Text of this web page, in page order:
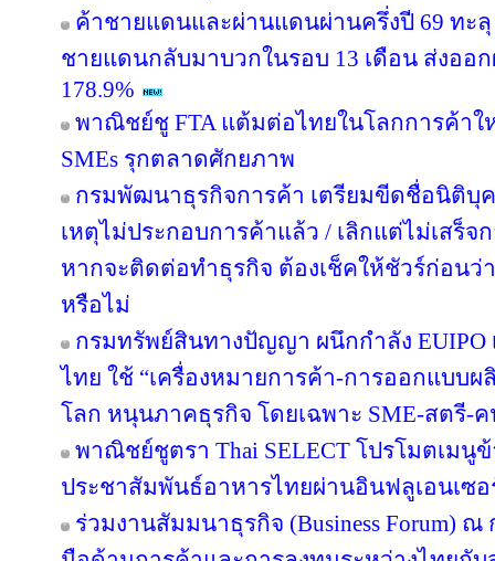
ค้าชายแดนและผ่านแดนผ่านครึ่งปี 69 ทะลุ
ชายแดนกลับมาบวกในรอบ 13 เดือน ส่งออ
178.9%
พาณิชย์ชู FTA แต้มต่อไทยในโลกการค้าใ
SMEs รุกตลาดศักยภาพ
กรมพัฒนาธุรกิจการค้า เตรียมขีดชื่อนิติบุ
เหตุไม่ประกอบการค้าแล้ว / เลิกแต่ไม่เสร็
หากจะติดต่อทำธุรกิจ ต้องเช็คให้ชัวร์ก่อนว่
หรือไม่
กรมทรัพย์สินทางปัญญา ผนึกกำลัง EUIPO
ไทย ใช้ “เครื่องหมายการค้า-การออกแบบ
โลก หนุนภาคธุรกิจ โดยเฉพาะ SME-สตรี-
พาณิชย์ชูตรา Thai SELECT โปรโมตเมนู
ประชาสัมพันธ์อาหารไทยผ่านอินฟลูเอนเซ
ร่วมงานสัมมนาธุรกิจ (Business Forum)